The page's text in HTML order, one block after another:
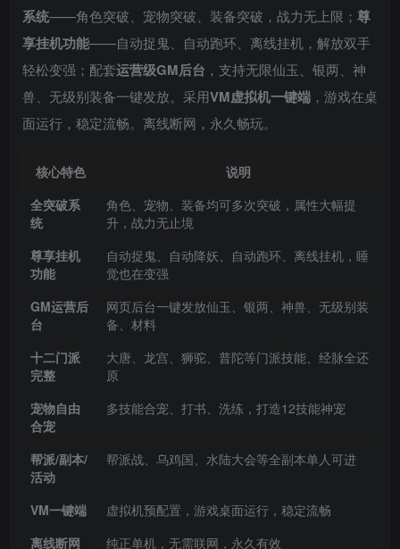
系统——角色突破、宠物突破、装备突破，战力无上限； 尊
享挂机功能——自动捉鬼、自动跑环、离线挂机，解放双手
轻松变强；配套运营级GM后台 ，支持无限仙玉、银两、神
兽、无级别装备一键发放。采用VM虚拟机一键端 ，游戏在桌
面运行，稳定流畅。离线断网，永久畅玩。
核心特色
说明
全突破系
统
角色、宠物、装备均可多次突破，属性大幅提
升，战力无止境
尊享挂机
功能
自动捉鬼、自动降妖、自动跑环、离线挂机，睡
觉也在变强
GM运营后
台
网页后台一键发放仙玉、银两、神兽、无级别装
备、材料
十二门派
完整
大唐、龙宫、狮驼、普陀等门派技能、经脉全还
原
宠物自由
合宠
多技能合宠、打书、洗练，打造12技能神宠
帮派/副本/
活动
帮派战、乌鸡国、水陆大会等全副本单人可进
VM一键端
虚拟机预配置，游戏桌面运行，稳定流畅
离线断网
纯正单机，无需联网，永久有效